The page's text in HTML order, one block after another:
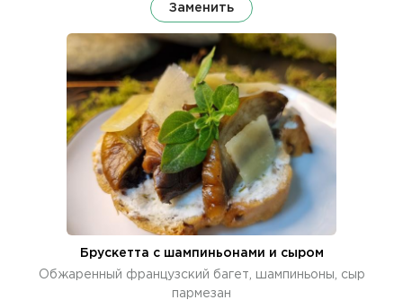
Заменить
Брускетта с шампиньонами и сыром
Обжаренный французский багет, шампиньоны, сыр
пармезан